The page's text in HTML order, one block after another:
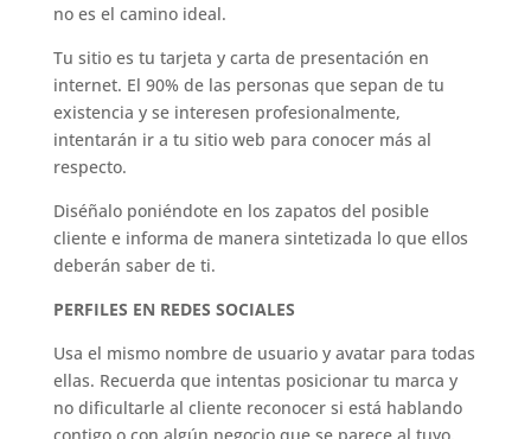
no es el camino ideal.
Tu sitio es tu tarjeta y carta de presentación en
internet. El 90% de las personas que sepan de tu
existencia y se interesen profesionalmente,
intentarán ir a tu sitio web para conocer más al
respecto.
Diséñalo poniéndote en los zapatos del posible
cliente e informa de manera sintetizada lo que ellos
deberán saber de ti.
PERFILES EN REDES SOCIALES
Usa el mismo nombre de usuario y avatar para todas
ellas. Recuerda que intentas posicionar tu marca y
no dificultarle al cliente reconocer si está hablando
contigo o con algún negocio que se parece al tuyo.